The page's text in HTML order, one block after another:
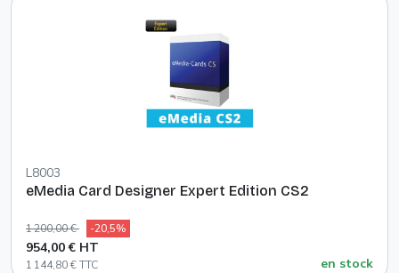
L8003
eMedia Card Designer Expert Edition CS2
1 200,00 € -20,5%
954,00 € HT
1 144,80 € TTC en stock